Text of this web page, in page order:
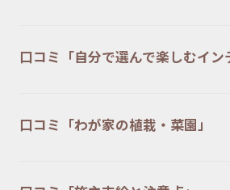
口コミ「自分で選んで楽しむイン
口コミ「わが家の植栽・菜園」